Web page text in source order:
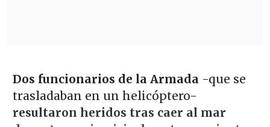
Dos funcionarios de la Armada -que se
trasladaban en un helicóptero-
resultaron heridos tras caer al mar